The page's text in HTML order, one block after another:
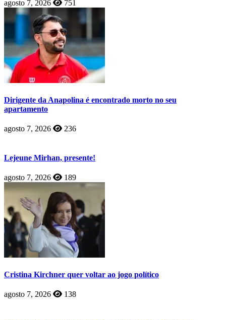
agosto 7, 2026 751
Dirigente da Anapolina é encontrado morto no seu
apartamento
agosto 7, 2026 236
Lejeune Mirhan, presente!
agosto 7, 2026 189
Cristina Kirchner quer voltar ao jogo político
agosto 7, 2026 138